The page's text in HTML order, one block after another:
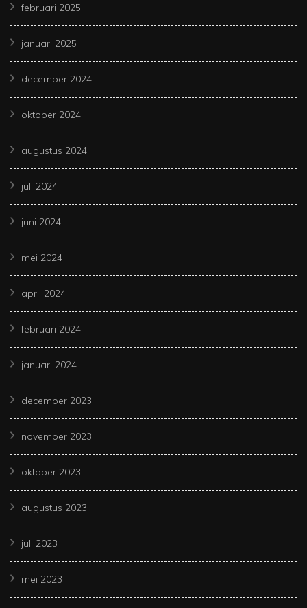
februari 2025
januari 2025
december 2024
oktober 2024
augustus 2024
juli 2024
juni 2024
mei 2024
april 2024
februari 2024
januari 2024
december 2023
november 2023
oktober 2023
augustus 2023
juli 2023
mei 2023